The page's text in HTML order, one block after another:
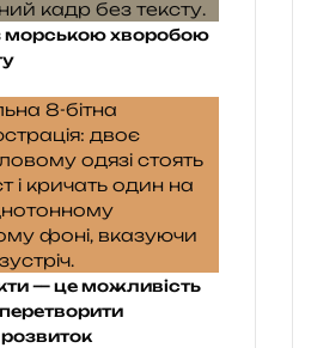
морською хворобою
— це можливість